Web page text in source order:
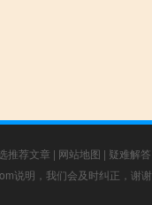
推荐文章 | 网站地图 | 疑难解答
说明，我们会及时纠正，谢谢